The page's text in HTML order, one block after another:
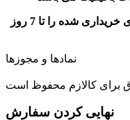
یکی از مزایایی که شما را مطمئن می کند تا خرید راحت و آسانی از کالازم داشته باشید، امکان مرجوع کردن کالا در صورت عدم رضایت است و شما می توانید با اطمینان خاطر کالای خریداری شده را تا 7 روز
نمادها و مجوزها
نهایی کردن سفارش